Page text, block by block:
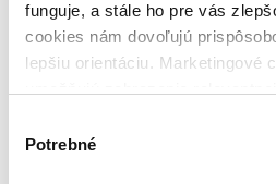
funguje, a stále ho pre vás
cookies nám dovoľujú
lepšiu orientáciu. Marketingové
keby sme mohli používať
súhlasu
Potrebné
Vložiť do košíka